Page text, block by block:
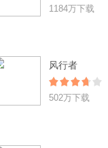
1184万下载
风行者
502万下载